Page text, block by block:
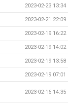
2023-02-23 13:34
2023-02-21 22:09
2023-02-19 16:22
2023-02-19 14:02
2023-02-19 13:58
2023-02-19 07:01
2023-02-16 14:35